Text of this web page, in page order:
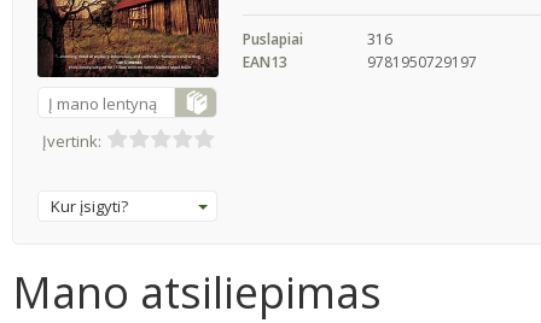
Į mano lentyną
Įvertink:
Kur įsigyti?
Puslapiai
316
EAN13
9781950729197
Mano atsiliepimas